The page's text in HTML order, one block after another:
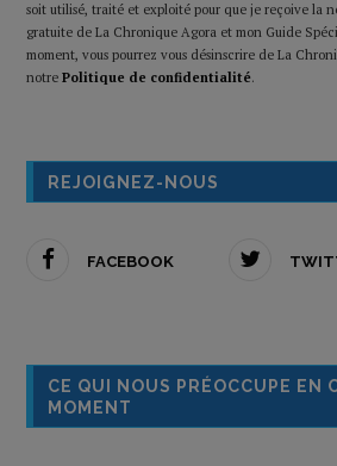
soit utilisé, traité et exploité pour que je reçoive la
gratuite de La Chronique Agora et mon Guide
moment, vous pourrez vous désinscrire de La
notre Politique de confidentialité.
REJOIGNEZ-NOUS
FACEBOOK
CE QUI NOUS PRÉOCCUPE EN
MOMENT